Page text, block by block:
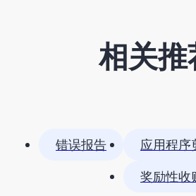
相关推
错误报告 应用程序
奖励性收